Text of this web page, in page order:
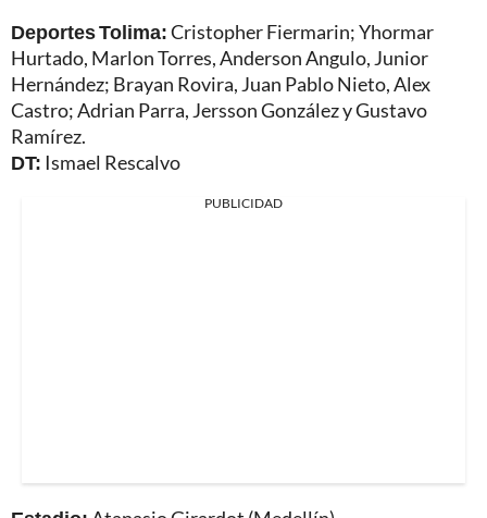
Deportes Tolima:Cristopher Fiermarin; Yhormar
Hurtado, Marlon Torres, Anderson Angulo, Junior
Hernández; Brayan Rovira, Juan Pablo Nieto, Alex
Castro; Adrian Parra, Jersson González y Gustavo
Ramírez.
DT: Ismael Rescalvo
PUBLICIDAD